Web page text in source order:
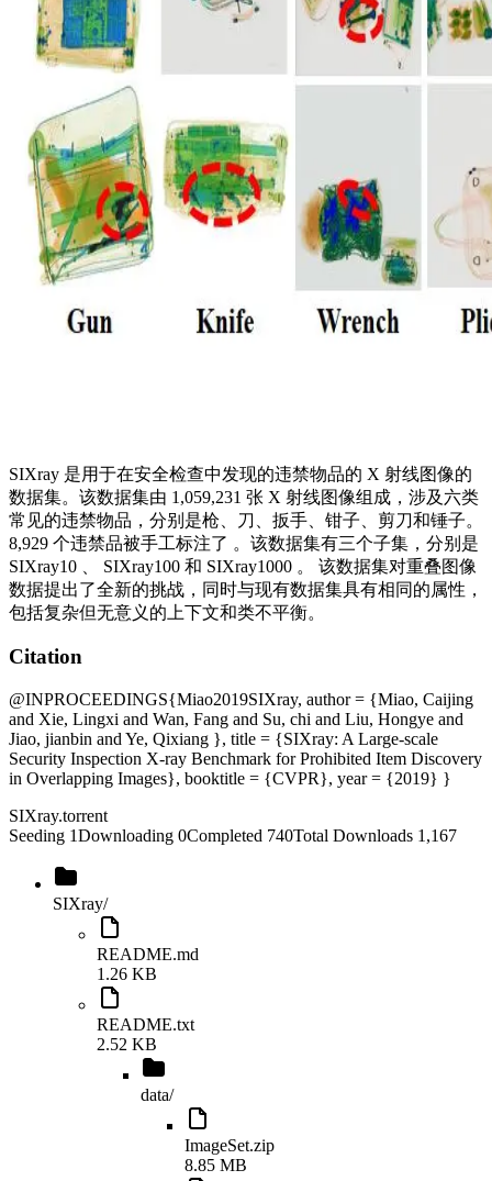
SIXray 是用于在安全检查中发现的违禁物品的 X 射线图像的
数据集。该数据集由 1,059,231 张 X 射线图像组成，涉及六类
常见的违禁物品，分别是枪、刀、扳手、钳子、剪刀和锤子。
8,929 个违禁品被手工标注了 。该数据集有三个子集，分别是
SIXray10 、 SIXray100 和 SIXray1000 。 该数据集对重叠图像
数据提出了全新的挑战，同时与现有数据集具有相同的属性，
包括复杂但无意义的上下文和类不平衡。
Citation
@INPROCEEDINGS{Miao2019SIXray, author = {Miao, Caijing
and Xie, Lingxi and Wan, Fang and Su, chi and Liu, Hongye and
Jiao, jianbin and Ye, Qixiang }, title = {SIXray: A Large-scale
Security Inspection X-ray Benchmark for Prohibited Item Discovery
in Overlapping Images}, booktitle = {CVPR}, year = {2019} }
SIXray.torrent
Seeding 1Downloading 0Completed 740Total Downloads 1,167
SIXray/
README.md
1.26 KB
README.txt
2.52 KB
data/
ImageSet.zip
8.85 MB